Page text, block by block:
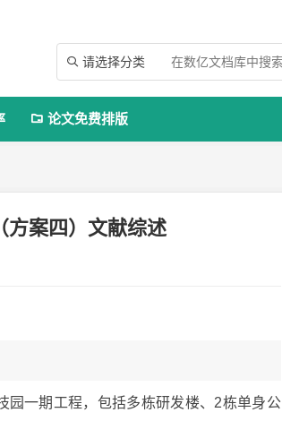
 请选择分类
 论文免费排版
方案四）文献综述
园一期工程，包括多栋研发楼、2栋单身公